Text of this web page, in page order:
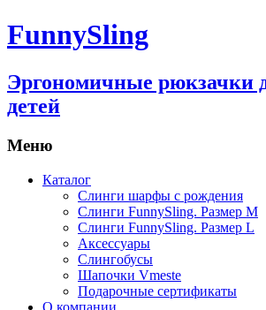
FunnySling
Эргономичные рюкзачки
детей
Меню
Каталог
Слинги шарфы с рождения
Слинги FunnySling. Размер M
Слинги FunnySling. Размер L
Аксессуары
Слингобусы
Шапочки Vmeste
Подарочные сертификаты
О компании